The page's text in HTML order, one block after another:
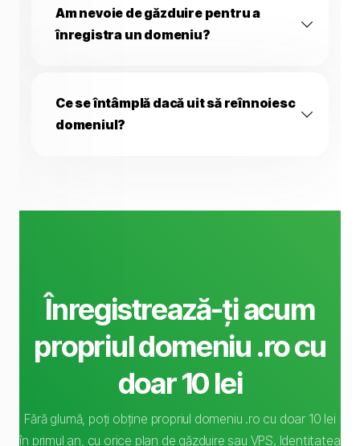
Am nevoie de găzduire pentru a
înregistra un domeniu?
Ce se întâmplă dacă uit să reînnoiesc
domeniul?
Înregistrează-ți acum
propriul domeniu .ro cu
doar 10 lei
Fără glumă, poți obține propriul domeniu .ro cu doar 10 lei
în primul an, cu orice plan de găzduire sau VPS. Identitatea